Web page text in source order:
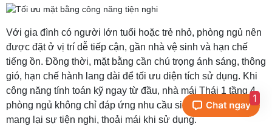
Với gia đình có người lớn tuổi hoặc trẻ nhỏ, phòng ngủ nên
được đặt ở vị trí dễ tiếp cận, gần nhà vệ sinh và hạn chế
tiếng ồn. Đồng thời, mặt bằng cần chú trọng ánh sáng, thông
gió, hạn chế hành lang dài để tối ưu diện tích sử dụng. Khi
công năng tính toán kỹ ngay từ đầu, nhà mái Thái 1 tầng 4
phòng ngủ không chỉ đáp ứng nhu cầu sinh hoạt mà còn
mang lại sự tiện nghi, thoải mái khi sử dụng.
1